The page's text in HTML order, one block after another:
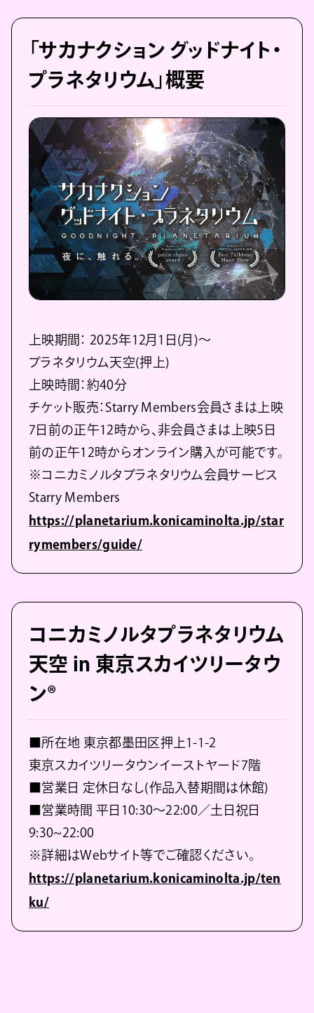
「サカナクション グッドナイト・
プラネタリウム」概要
上映期間： 2025年12月1日(月)～
プラネタリウム天空(押上)
上映時間：約40分
チケット販売：Starry Members会員さまは上映
7日前の正午12時から、非会員さまは上映5日
前の正午12時からオンライン購入が可能です。
※コニカミノルタプラネタリウム会員サービス
Starry Members
https://planetarium.konicaminolta.jp/star
rymembers/guide/
コニカミノルタプラネタリウム
天空 in 東京スカイツリータウ
ン®
■所在地 東京都墨田区押上1-1-2
東京スカイツリータウンイーストヤード7階
■営業日 定休日なし(作品入替期間は休館)
■営業時間 平日10:30～22:00／土日祝日
9:30~22:00
※詳細はWebサイト等でご確認ください。
https://planetarium.konicaminolta.jp/ten
ku/